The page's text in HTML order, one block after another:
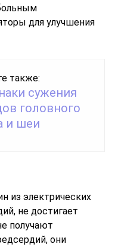
для улучшения
также:
сужения
головного
и шеи
из электрических
не достигает
получают
они